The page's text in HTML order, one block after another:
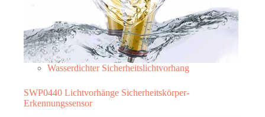
Wasserdichter Sicherheitslichtvorhang
SWP0440 Lichtvorhänge Sicherheitskörper-
Erkennungssensor